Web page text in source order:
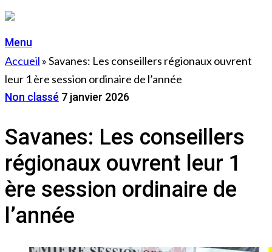
Menu
Accueil »Savanes: Les conseillers régionaux ouvrent
leur 1 ère session ordinaire de l’année
Non classé 7 janvier 2026
Savanes: Les conseillers
régionaux ouvrent leur 1
ère session ordinaire de
l’année